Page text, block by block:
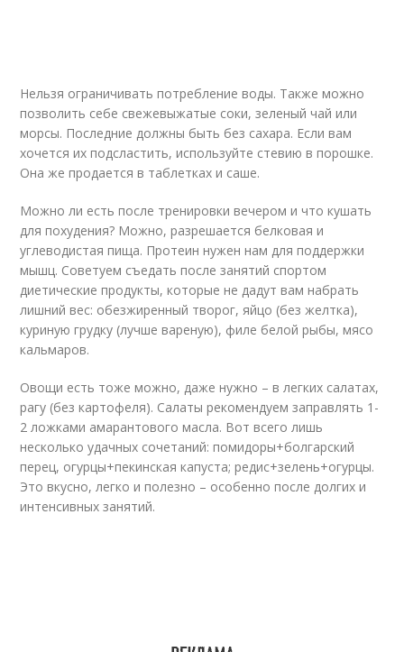
Нельзя ограничивать потребление воды. Также можно
позволить себе свежевыжатые соки, зеленый чай или
морсы. Последние должны быть без сахара. Если вам
хочется их подсластить, используйте стевию в порошке.
Она же продается в таблетках и саше.
Можно ли есть после тренировки вечером и что кушать
для похудения? Можно, разрешается белковая и
углеводистая пища. Протеин нужен нам для поддержки
мышц. Советуем съедать после занятий спортом
диетические продукты, которые не дадут вам набрать
лишний вес: обезжиренный творог, яйцо (без желтка),
куриную грудку (лучше вареную), филе белой рыбы, мясо
кальмаров.
Овощи есть тоже можно, даже нужно – в легких салатах,
рагу (без картофеля). Салаты рекомендуем заправлять 1-
2 ложками амарантового масла. Вот всего лишь
несколько удачных сочетаний: помидоры+болгарский
перец, огурцы+пекинская капуста; редис+зелень+огурцы.
Это вкусно, легко и полезно – особенно после долгих и
интенсивных занятий.